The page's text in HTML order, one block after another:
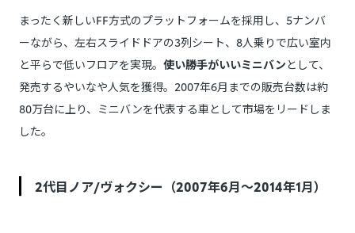
まったく新しいFF方式のプラットフォームを採用し、5ナンバ
ーながら、左右スライドドアの3列シート、8人乗りで広い室内
と平らで低いフロアを実現。 使い勝手がいいミニバンとして、
発売するやいなや人気を獲得。2007年6月までの販売台数は約
80万台に上り、ミニバンを代表する車として市場をリードしま
した。
2代目ノア/ヴォクシー（2007年6月～2014年1月）